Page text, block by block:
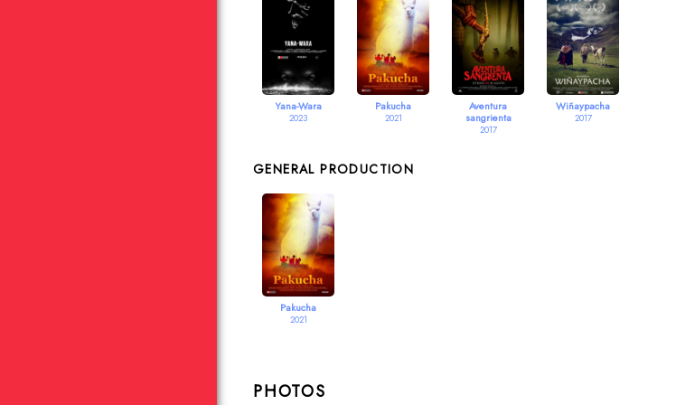
Yana-Wara
2023
Pakucha
2021
Aventura
sangrienta
2017
Wiñaypacha
2017
GENERAL PRODUCTION
Pakucha
2021
PHOTOS